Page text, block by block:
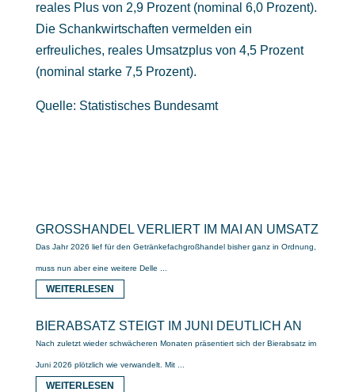
reales Plus von 2,9 Prozent (nominal 6,0 Prozent).
Die Schankwirtschaften vermelden ein
erfreuliches, reales Umsatzplus von 4,5 Prozent
(nominal starke 7,5 Prozent).
Quelle: Statistisches Bundesamt
GROSSHANDEL VERLIERT IM MAI AN UMSATZ
Das Jahr 2026 lief für den Getränkefachgroßhandel bisher ganz in Ordnung,
muss nun aber eine weitere Delle ...
WEITERLESEN
BIERABSATZ STEIGT IM JUNI DEUTLICH AN
Nach zuletzt wieder schwächeren Monaten präsentiert sich der Bierabsatz im
Juni 2026 plötzlich wie verwandelt. Mit ...
WEITERLESEN